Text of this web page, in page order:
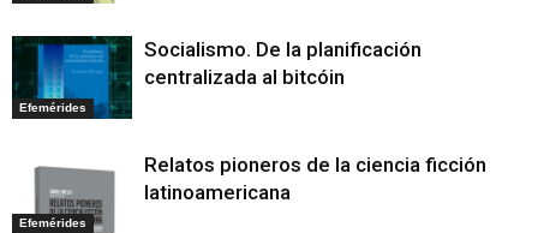
Efemérides
Socialismo. De la planificación
centralizada al bitcóin
Efemérides
Relatos pioneros de la ciencia ficción
latinoamericana